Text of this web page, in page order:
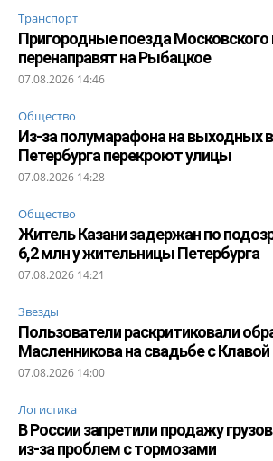
Транспорт
Пригородные поезда Московского
перенаправят на Рыбацкое
07.08.2026 14:46
Общество
Из-за полумарафона на выходных
Петербурга перекроют улицы
07.08.2026 14:28
Общество
Житель Казани задержан по
6,2 млн у жительницы Петербурга
07.08.2026 14:21
Звезды
Пользователи раскритиковали
Масленникова на свадьбе с Клавой
07.08.2026 14:00
Логистика
В России запретили продажу
из-за проблем с тормозами